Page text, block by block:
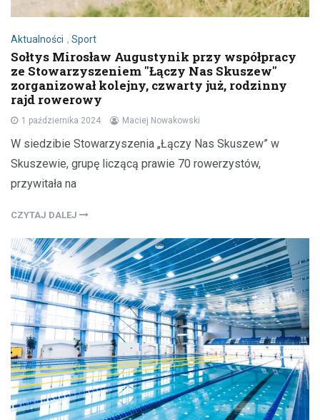
Aktualności , Sport
Sołtys Mirosław Augustynik przy współpracy
ze Stowarzyszeniem "Łączy Nas Skuszew"
zorganizował kolejny, czwarty już, rodzinny
rajd rowerowy
1 października 2024 Maciej Nowakowski
W siedzibie Stowarzyszenia „Łączy Nas Skuszew” w
Skuszewie, grupę liczącą prawie 70 rowerzystów,
przywitała na
CZYTAJ DALEJ